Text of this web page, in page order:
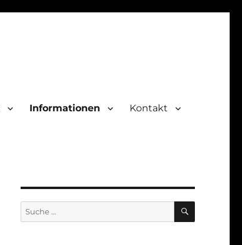
Informationen Kontakt
Suche
nach:
SUCHEN